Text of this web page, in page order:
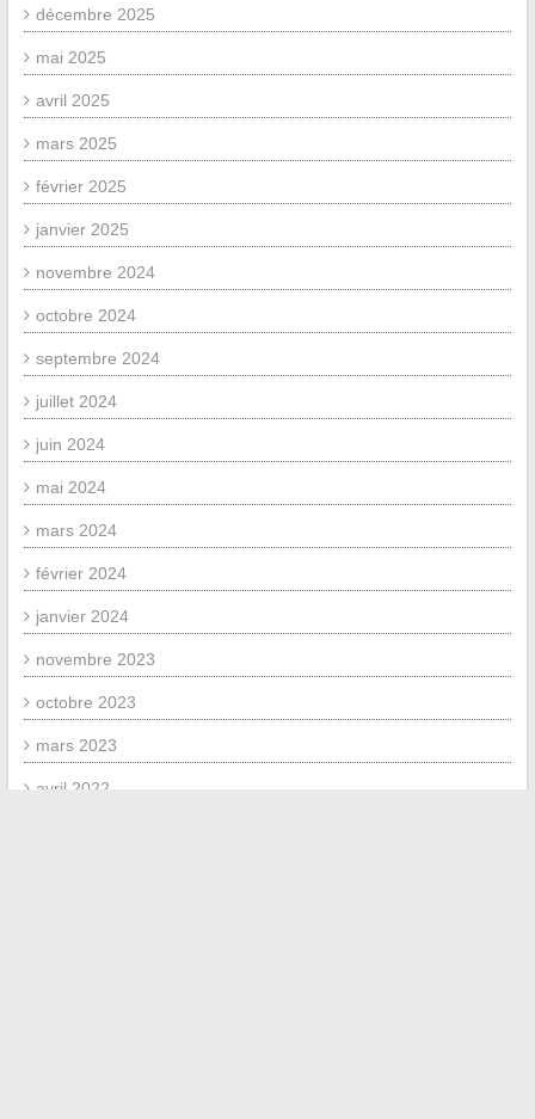
décembre 2025
mai 2025
avril 2025
mars 2025
février 2025
janvier 2025
novembre 2024
octobre 2024
septembre 2024
juillet 2024
juin 2024
mai 2024
mars 2024
février 2024
janvier 2024
novembre 2023
octobre 2023
mars 2023
avril 2022